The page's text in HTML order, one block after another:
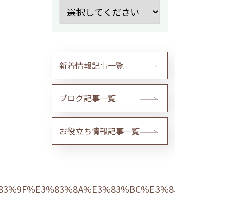
新着情報記事一覧
ブログ記事一覧
お役立ち情報記事一覧